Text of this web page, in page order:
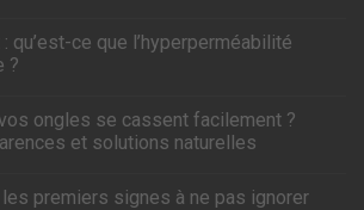
: qu’est-ce que l’hyperperméabilité
?
ongles se cassent facilement ?
et solutions naturelles
les premiers signes à ne pas ignorer